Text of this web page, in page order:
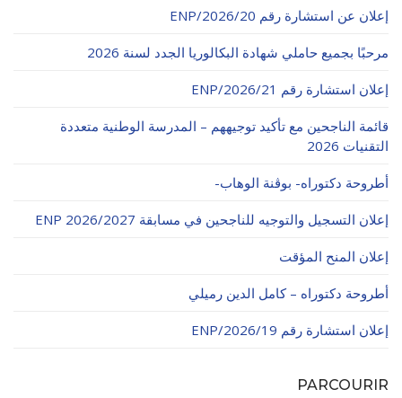
الأقــســــام الـتـحــضـيـريـــة
البرنامج الدراسي
عروض التكوين
التربصات
الشهادات
ميثاق الأداب والأخلاقيات الجامعية
إعلان عن استشارة رقم 20/ENP/2026
مرحبًا بجميع حاملي شهادة البكالوريا الجدد لسنة 2026
إعلان استشارة رقم 21/ENP/2026
قائمة الناجحين مع تأكيد توجيههم – المدرسة الوطنية متعددة
التقنيات 2026
أطروحة دكتوراه- بوڨنة الوهاب-
إعلان التسجيل والتوجيه للناجحين في مسابقة ENP 2026/2027
إعلان المنح المؤقت
أطروحة دكتوراه – كامل الدين رميلي
إعلان استشارة رقم 19/ENP/2026
PARCOURIR